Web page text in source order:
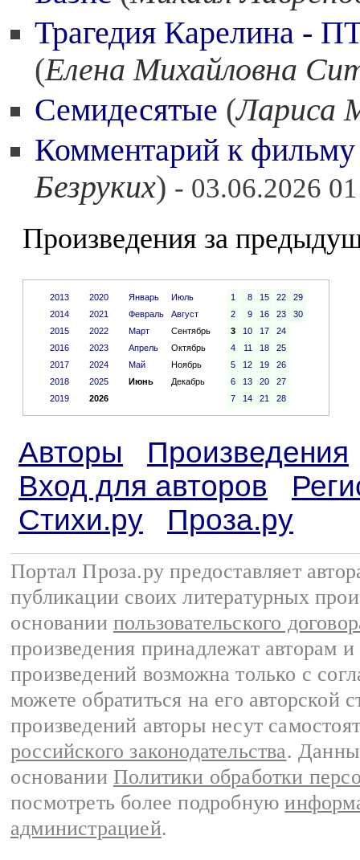
Трагедия Карелина -
(Елена Михайловна
Семидесятые (Лариса
Комментарий к
Безруких) - 03.06.2026
Произведения за
2013
2014
2015
2016
2017
2018
2019
2020
2021
2022
2023
2024
2025
2026
Январь
Июль
Февраль
Август
Март
Сентябрь
Апрель
Октябрь
Май
Ноябрь
Июнь
Декабрь
1 8 15 22
29
2
9 16 23
30
3
10 17
24
4
11 18
25
5
12 19
26
6
13 20
27
7
14 21 28
Авторы
Произведения
Вход для авторов
Стихи.ру
Проза.ру
Портал Проза.ру предоставляет
публикации своих литературных
основании пользовательского
произведения принадлежат авторам
произведений возможна только с
можете обратиться на его авторской
произведений авторы несут
российского законодательства.
основании Политики обработки
посмотреть более подробную
администрацией.